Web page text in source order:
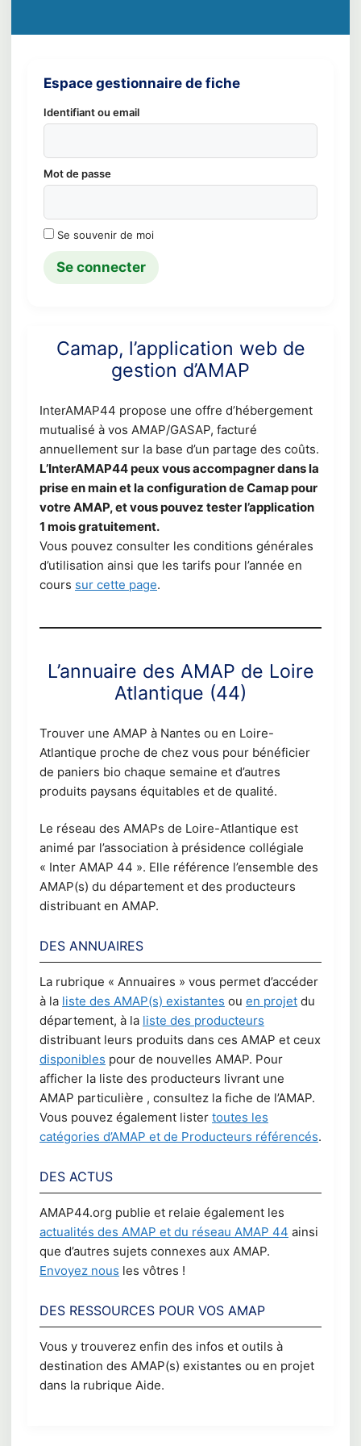
Espace gestionnaire de fiche
Identifiant ou email
Mot de passe
Se souvenir de moi
Camap, l’application web de
gestion d’AMAP
InterAMAP44 propose une offre d’hébergement
mutualisé à vos AMAP/GASAP, facturé
annuellement sur la base d’un partage des coûts.
L’InterAMAP44 peux vous accompagner dans la
prise en main et la configuration de Camap pour
votre AMAP, et vous pouvez tester l’application
1 mois gratuitement.
Vous pouvez consulter les conditions générales
d’utilisation ainsi que les tarifs pour l’année en
cours sur cette page.
L’annuaire des AMAP de Loire
Atlantique (44)
Trouver une AMAP à Nantes ou en Loire-
Atlantique proche de chez vous pour bénéficier
de paniers bio chaque semaine et d’autres
produits paysans équitables et de qualité.
Le réseau des AMAPs de Loire-Atlantique est
animé par l’association à présidence collégiale
« Inter AMAP 44 ». Elle référence l’ensemble des
AMAP(s) du département et des producteurs
distribuant en AMAP.
DES ANNUAIRES
La rubrique « Annuaires » vous permet d’accéder
à la liste des AMAP(s) existantes ou en projet du
département, à la liste des producteurs
distribuant leurs produits dans ces AMAP et ceux
disponibles pour de nouvelles AMAP. Pour
afficher la liste des producteurs livrant une
AMAP particulière , consultez la fiche de l’AMAP.
Vous pouvez également lister toutes les
catégories d’AMAP et de Producteurs référencés.
DES ACTUS
AMAP44.org publie et relaie également les
actualités des AMAP et du réseau AMAP 44 ainsi
que d’autres sujets connexes aux AMAP.
Envoyez nous les vôtres !
DES RESSOURCES POUR VOS AMAP
Vous y trouverez enfin des infos et outils à
destination des AMAP(s) existantes ou en projet
dans la rubrique Aide.